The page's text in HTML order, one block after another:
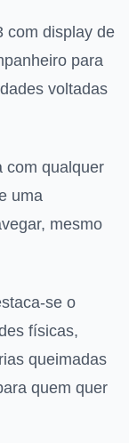
com display de
para
voltadas
com qualquer
uma
mesmo
se o
físicas,
queimadas
quem quer